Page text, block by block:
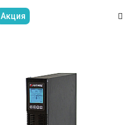
Акция